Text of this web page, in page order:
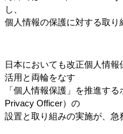
し、
個人情報の保護に対する取り
日本においても改正個人情
活用と両輪をなす
「個人情報保護」を推進す
Privacy Officer）の
設置と取り組みの実施が、急